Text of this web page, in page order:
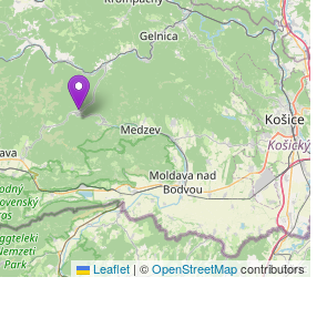
Leaflet | ©OpenStreetMapcontributors